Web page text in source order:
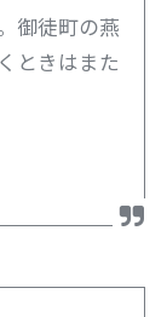
御徒町の燕
ときはまた